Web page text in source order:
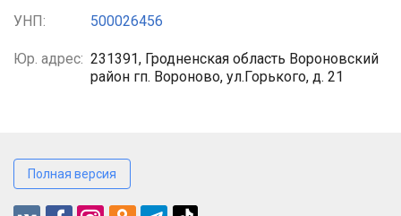
УНП: 500026456
Юр. адрес: 231391, Гродненская область Вороновский
район гп. Вороново, ул.Горького, д. 21
Полная версия